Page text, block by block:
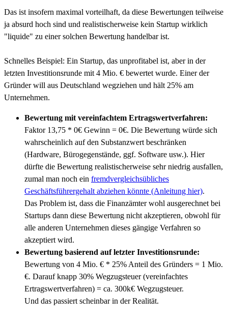
Das ist insofern maximal vorteilhaft, da diese Bewertungen teilweise
ja absurd hoch sind und realistischerweise kein Startup wirklich
"liquide" zu einer solchen Bewertung handelbar ist.
Schnelles Beispiel: Ein Startup, das unprofitabel ist, aber in der
letzten Investitionsrunde mit 4 Mio. € bewertet wurde. Einer der
Gründer will aus Deutschland wegziehen und hält 25% am
Unternehmen.
Bewertung mit vereinfachtem Ertragswertverfahren:
Faktor 13,75 * 0€ Gewinn = 0€. Die Bewertung würde sich
wahrscheinlich auf den Substanzwert beschränken
(Hardware, Bürogegenstände, ggf. Software usw.). Hier
dürfte die Bewertung realistischerweise sehr niedrig ausfallen,
zumal man noch ein fremdvergleichsübliches
Geschäftsführergehalt abziehen könnte (Anleitung hier).
Das Problem ist, dass die Finanzämter wohl ausgerechnet bei
Startups dann diese Bewertung nicht akzeptieren, obwohl für
alle anderen Unternehmen dieses gängige Verfahren so
akzeptiert wird.
Bewertung basierend auf letzter Investitionsrunde:
Bewertung von 4 Mio. € * 25% Anteil des Gründers = 1 Mio.
€. Darauf knapp 30% Wegzugsteuer (vereinfachtes
Ertragswertverfahren) = ca. 300k€ Wegzugsteuer.
Und das passiert scheinbar in der Realität.